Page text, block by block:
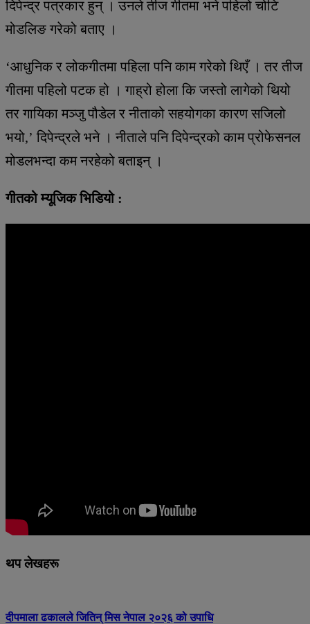
दिपेन्द्र पत्रकार हुन् । उनले तीज गीतमा भने पहिलो चोटि
मोडलिङ गरेको बताए ।
‘आधुनिक र लोकगीतमा पहिला पनि काम गरेको थिएँ । तर तीज
गीतमा पहिलो पटक हो । गाह्रो होला कि जस्तो लागेको थियो
तर गायिका मञ्जु पौडेल र नीताको सहयोगका कारण सजिलो
भयो,’ दिपेन्द्रले भने । नीताले पनि दिपेन्द्रको काम प्रोफेसनल
मोडलभन्दा कम नरहेको बताइन् ।
गीतको म्यूजिक भिडियो :
थप लेखहरू
दीपमाला ढकालले जितिन् मिस नेपाल २०२६ को उपाधि